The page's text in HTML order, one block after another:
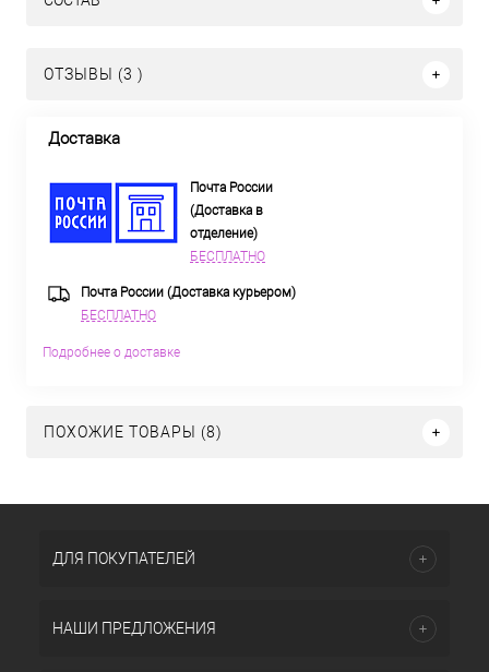
ОТЗЫВЫ (3 )
Доставка
Почта России
(Доставка в
отделение)
БЕСПЛАТНО
Почта России (Доставка курьером)
БЕСПЛАТНО
Подробнее о доставке
ПОХОЖИЕ ТОВАРЫ (8)
ДЛЯ ПОКУПАТЕЛЕЙ
НАШИ ПРЕДЛОЖЕНИЯ